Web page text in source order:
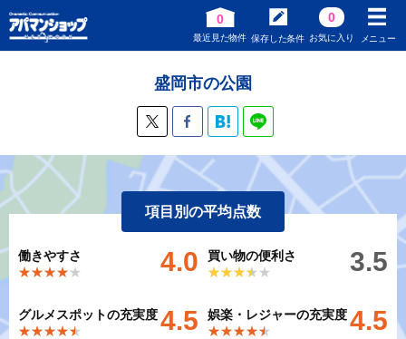
0
最近見た物件 保存した条件
0
お気に入り メニュー
盛岡市の公園
項目別の平均点数
働きやすさ
★★★★★
★★★★★ 4.0
買い物の便利さ
★★★★★
★★★★★ 3.5
グルメスポットの充実度
★★★★★
★★★★★ 4.5
娯楽・レジャーの充実度
★★★★★
★★★★★ 4.5